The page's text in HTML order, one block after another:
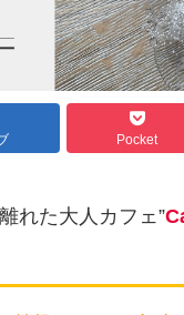
Pocket
れた大人カフェ”